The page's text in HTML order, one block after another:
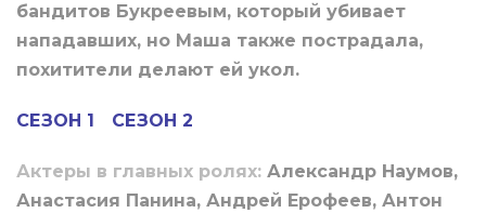
бандитов Букреевым, который убивает
нападавших, но Маша также пострадала,
похитители делают ей укол.
СЕЗОН 1 СЕЗОН 2
Актеры в главных ролях: Александр Наумов,
Анастасия Панина, Андрей Ерофеев, Антон